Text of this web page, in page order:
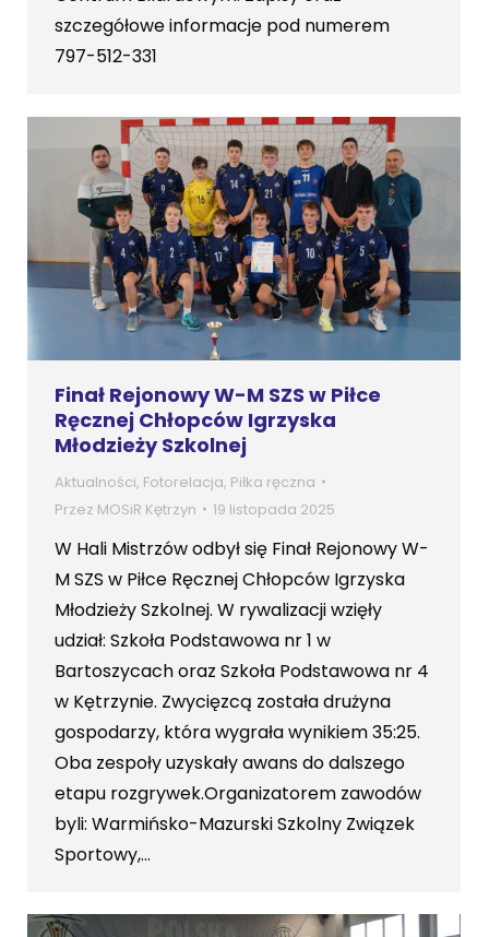
szczegółowe informacje pod numerem
797-512-331
Finał Rejonowy W-M SZS w Piłce
Ręcznej Chłopców Igrzyska
Młodzieży Szkolnej
Aktualności, Fotorelacja, Piłka ręczna
Przez MOSiR Kętrzyn 19 listopada 2025
W Hali Mistrzów odbył się Finał Rejonowy W-
M SZS w Piłce Ręcznej Chłopców Igrzyska
Młodzieży Szkolnej. W rywalizacji wzięły
udział: Szkoła Podstawowa nr 1 w
Bartoszycach oraz Szkoła Podstawowa nr 4
w Kętrzynie. Zwycięzcą została drużyna
gospodarzy, która wygrała wynikiem 35:25.
Oba zespoły uzyskały awans do dalszego
etapu rozgrywek.Organizatorem zawodów
byli: Warmińsko-Mazurski Szkolny Związek
Sportowy,…